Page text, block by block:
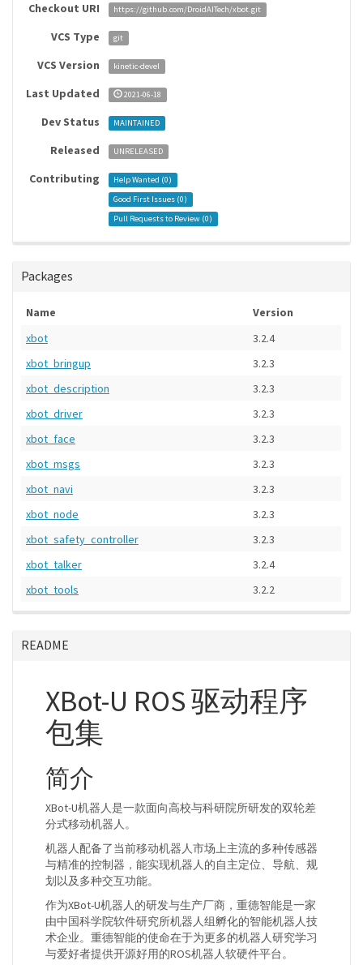
Checkout URI https://github.com/DroidAITech/xbot.git
VCS Type git
VCS Version kinetic-devel
Last Updated 2021-06-18
Dev Status MAINTAINED
Released UNRELEASED
Contributing Help Wanted (0)
Good First Issues (0)
Pull Requests to Review (0)
Packages
Name
Version
xbot
3.2.4
xbot_bringup
3.2.3
xbot_description
3.2.3
xbot_driver
3.2.3
xbot_face
3.2.3
xbot_msgs
3.2.3
xbot_navi
3.2.3
xbot_node
3.2.3
xbot_safety_controller
3.2.3
xbot_talker
3.2.4
xbot_tools
3.2.2
README
XBot-U ROS 驱动程序
包集
简介
XBot-U机器人是一款面向高校与科研院所研发的双轮差
分式移动机器人。
机器人配备了当前移动机器人市场上主流的多种传感器
与精准的控制器，能实现机器人的自主定位、导航、规
划以及多种交互功能。
作为XBot-U机器人的研发与生产厂商，重德智能是一家
由中国科学院软件研究所机器人组孵化的智能机器人技
术企业。重德智能的使命在于为更多的机器人研究学习
与爱好者提供开源好用的ROS机器人软硬件平台。